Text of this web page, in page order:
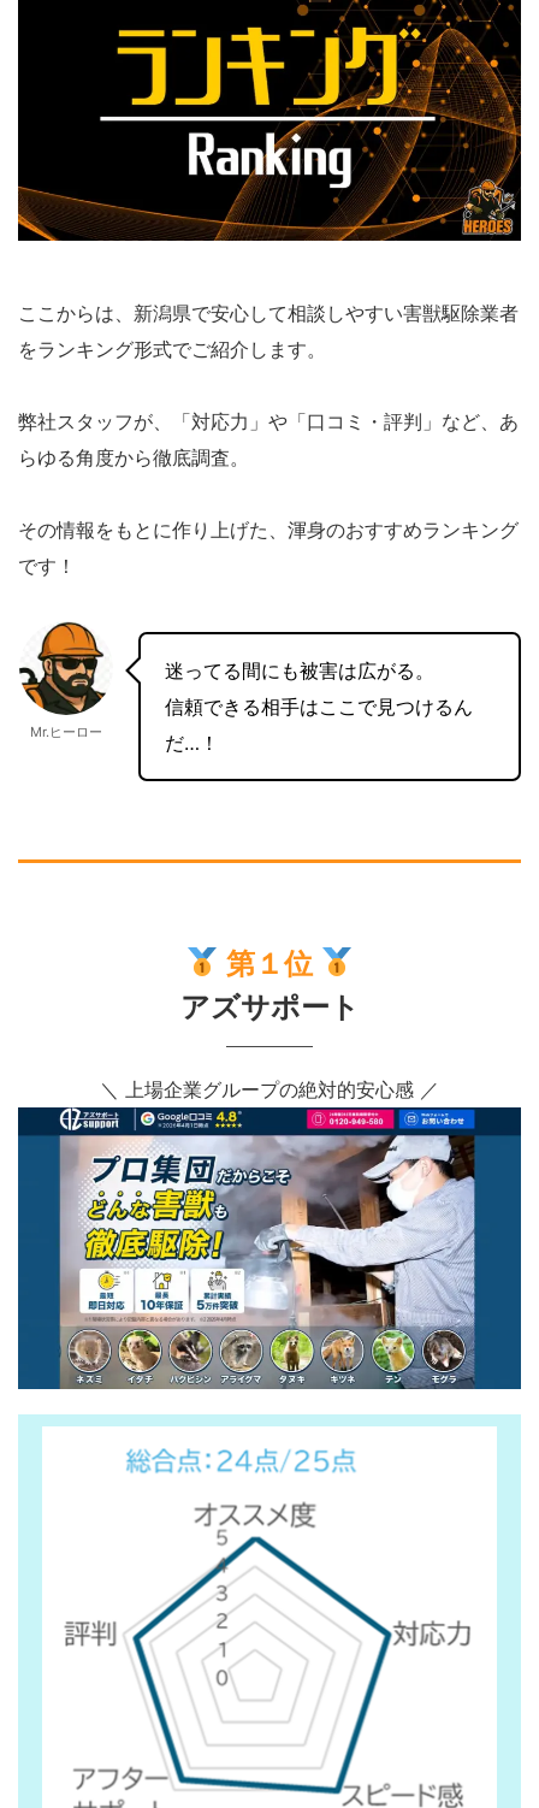
ここからは、新潟県で安心して相談しやすい害獣駆除業者
をランキング形式でご紹介します。
弊社スタッフが、「対応力」や「口コミ・評判」など、あ
らゆる角度から徹底調査。
その情報をもとに作り上げた、渾身のおすすめランキング
です！
Mr.ヒーロー
迷ってる間にも被害は広がる。
信頼できる相手はここで見つけるん
だ…！
第１位
アズサポート
＼ 上場企業グループの絶対的安心感 ／